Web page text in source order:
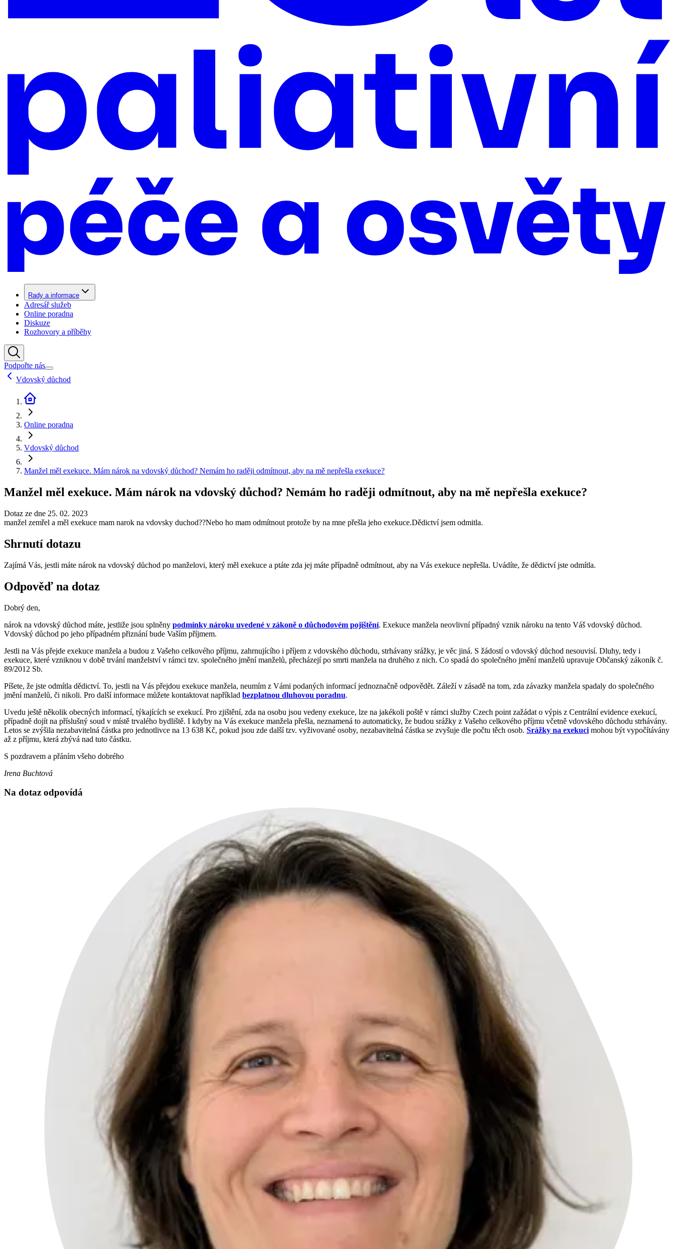
Rady a informace
Adresář služeb
Online poradna
Diskuze
Rozhovory a příběhy
Podpořte nás
Vdovský důchod
Online poradna
Vdovský důchod
Manžel měl exekuce. Mám nárok na vdovský důchod? Nemám ho raději odmítnout, aby na mě nepřešla exekuce?
Manžel měl exekuce. Mám nárok na vdovský důchod? Nemám ho raději odmítnout, aby na mě nepřešla exekuce?
Dotaz ze dne 25. 02. 2023
manžel zemřel a měl exekuce mam narok na vdovsky duchod??Nebo ho mam odmítnout protože by na mne přešla jeho exekuce.Dědictví jsem odmitla.
Shrnutí dotazu
Zajímá Vás, jestli máte nárok na vdovský důchod po manželovi, který měl exekuce a ptáte zda jej máte případně odmítnout, aby na Vás exekuce nepřešla. Uvádíte, že dědictví jste odmítla.
Odpověď na dotaz
Dobrý den,
nárok na vdovský důchod máte, jestliže jsou splněny podmínky nároku uvedené v zákoně o důchodovém pojištění. Exekuce manžela neovlivní případný vznik nároku na tento Váš vdovský důchod.
Vdovský důchod po jeho případném přiznání bude Vaším příjmem.
Jestli na Vás přejde exekuce manžela a budou z Vašeho celkového příjmu, zahrnujícího i příjem z vdovského důchodu, strhávany srážky, je věc jiná. S žádostí o vdovský důchod nesouvisí. Dluhy, tedy i
exekuce, které vzniknou v době trvání manželství v rámci tzv. společného jmění manželů, přecházejí po smrti manžela na druhého z nich. Co spadá do společného jmění manželů upravuje Občanský zákoník č.
89/2012 Sb.
Píšete, že jste odmítla dědictví. To, jestli na Vás přejdou exekuce manžela, neumím z Vámi podaných informací jednoznačně odpovědět. Záleží v zásadě na tom, zda závazky manžela spadaly do společného
jmění manželů, či nikoli. Pro další informace můžete kontaktovat například bezplatnou dluhovou poradnu.
Uvedu ještě několik obecných informací, týkajících se exekucí. Pro zjištění, zda na osobu jsou vedeny exekuce, lze na jakékoli poště v rámci služby Czech point zažádat o výpis z Centrální evidence exekucí,
případně dojít na příslušný soud v místě trvalého bydliště. I kdyby na Vás exekuce manžela přešla, neznamená to automaticky, že budou srážky z Vašeho celkového příjmu včetně vdovského důchodu strhávány.
Letos se zvýšila nezabavitelná částka pro jednotlivce na 13 638 Kč, pokud jsou zde další tzv. vyživované osoby, nezabavitelná částka se zvyšuje dle počtu těch osob. Srážky na exekuci mohou být vypočítávány
až z příjmu, která zbývá nad tuto částku.
S pozdravem a přáním všeho dobrého
Irena Buchtová
Na dotaz odpovídá